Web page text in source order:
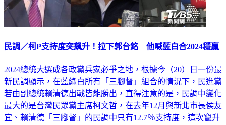
2024總統大選成各政黨兵家必爭之地，根據今（20）日一份最
新民調顯示，在藍綠白所有「三腳督」組合的情況下，民進黨
若由副總統賴清德出戰皆能勝出，直得注意的是，民調中變化
最大的是台灣民眾黨主席柯文哲，在去年12月與新北市長侯友